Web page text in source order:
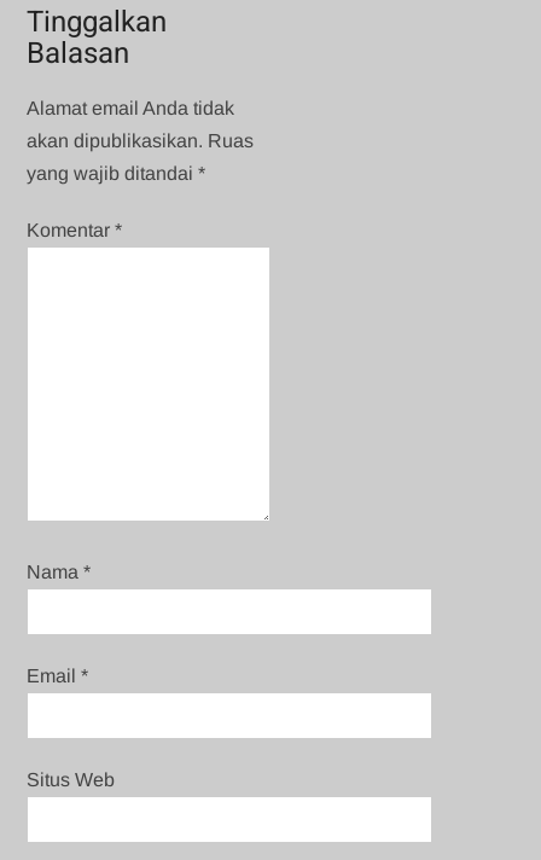
Tinggalkan
Balasan
Alamat email Anda tidak
akan dipublikasikan. Ruas
yang wajib ditandai*
Komentar*
Nama*
Email*
Situs Web